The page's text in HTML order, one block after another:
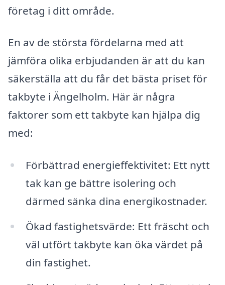
företag i ditt område.
En av de största fördelarna med att
jämföra olika erbjudanden är att du kan
säkerställa att du får det bästa priset för
takbyte i Ängelholm. Här är några
faktorer som ett takbyte kan hjälpa dig
med:
Förbättrad energieffektivitet: Ett nytt
tak kan ge bättre isolering och
därmed sänka dina energikostnader.
Ökad fastighetsvärde: Ett fräscht och
väl utfört takbyte kan öka värdet på
din fastighet.